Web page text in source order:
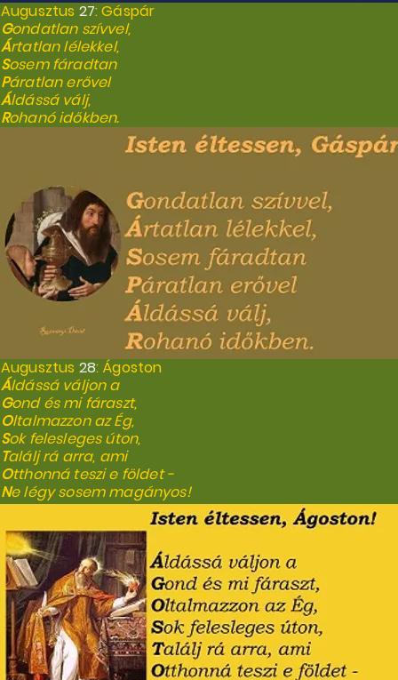
Augusztus 27: Gáspár
Gondatlan szívvel,
Ártatlan lélekkel,
Sosem fáradtan
Páratlan erővel
Áldássá válj,
Rohanó időkben.
Augusztus 28: Ágoston
Áldássá váljon a
Gond és mi fáraszt,
Oltalmazzon az Ég,
Sok felesleges úton,
Találj rá arra, ami
Otthonná teszi e földet -
Ne légy sosem magányos!